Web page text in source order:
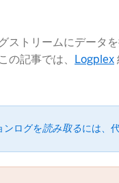
ストリームにデータ
の記事では、 Logplex
ンログを読み取るには、